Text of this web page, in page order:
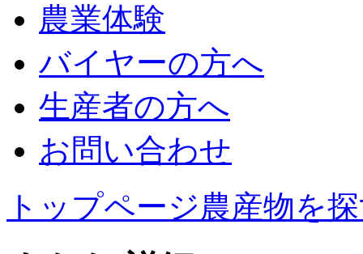
農業体験
バイヤーの方へ
生産者の方へ
お問い合わせ
トップページ農産物を